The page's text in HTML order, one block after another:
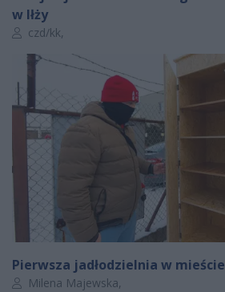
w Iłży
Autor artykułu:
czd/kk,
Pierwsza jadłodzielnia w mieście
Autor artykułu:
Milena Majewska,